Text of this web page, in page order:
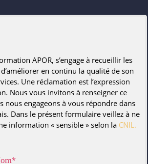
APOR, s’engage à recueillir les
en continu la qualité de son
Une réclamation est l’expression
Nous vous invitons à renseigner ce
nous engageons à vous répondre dans
Dans le présent formulaire veillez à ne
information « sensible » selon la CNIL.
*